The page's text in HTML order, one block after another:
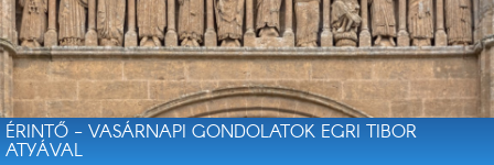
ÉRINTŐ - VASÁRNAPI GONDOLATOK EGRI TIBOR
ATYÁVAL